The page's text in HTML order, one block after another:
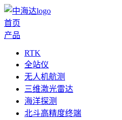
首页
产品
RTK
全站仪
无人机航测
三维激光雷达
海洋探测
北斗高精度终端